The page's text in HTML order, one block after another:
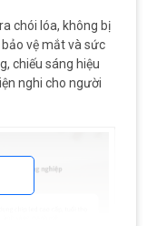
chói lóa, không bị
bảo vệ mắt và sức
chiếu sáng hiệu
nghi cho người